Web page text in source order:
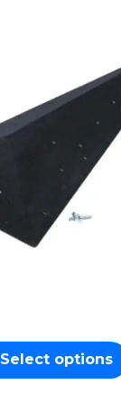
Select options